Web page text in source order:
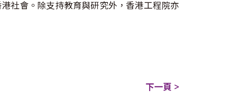
社會。除支持教育與研究外，香港工程院亦
下一頁 >